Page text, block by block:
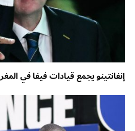
إنفانتينو يجمع قيادات فيفا في